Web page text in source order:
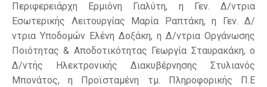
Περιφερειάρχη Ερμιόνη Γιαλύτη, η Γεν. Δ/ντρια
Εσωτερικής Λειτουργίας Μαρία Ραπτάκη, η Γεν. Δ/
ντρια Υποδομών Ελένη Δοξάκη, η Δ/ντρια Οργάνωσης
Ποιότητας & Αποδοτικότητας Γεωργία Σταυρακάκη, ο
Δ/ντής Ηλεκτρονικής Διακυβέρνησης Στυλιανός
Μπονάτος, η Προϊσταμένη τμ. Πληροφορικής Π.Ε